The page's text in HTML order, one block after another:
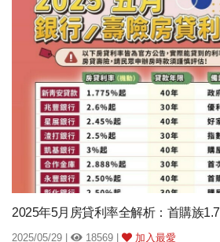
2025年5月房貸利率全解析：首購族
2025/05/29 | 18569 | 加入最愛